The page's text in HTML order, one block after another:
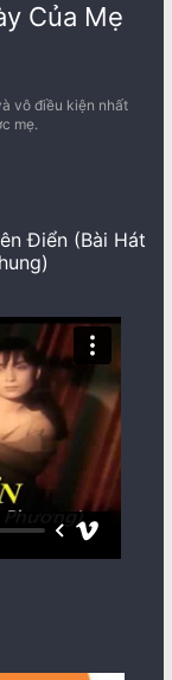
Của Mẹ
vô điều kiện nhất
mẹ.
Điển (Bài Hát